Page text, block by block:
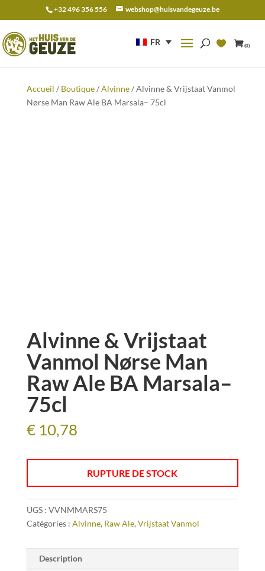
+32 496 356 556 webshop@huisvandegeuze.be
FR (0)
pour :
Accueil / Boutique/Alvinne/ Alvinne & Vrijstaat Vanmol
Nørse Man Raw Ale BA Marsala– 75cl
Alvinne & Vrijstaat
Vanmol Nørse Man
Raw Ale BA Marsala–
75cl
€10,78
RUPTURE DE STOCK
UGS : VVNMMARS75
Catégories : Alvinne, Raw Ale, Vrijstaat Vanmol
Description